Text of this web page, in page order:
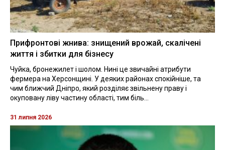
Прифронтові жнива: знищений врожай, скалічені
життя і збитки для бізнесу
Чуйка, бронежилет і шолом. Нині це звичайні атрибути
фермера на Херсонщині. У деяких районах спокійніше, та
чим ближчий Дніпро, який розділяє звільнену праву і
окуповану ліву частину області, тим біль...
31 липня 2026